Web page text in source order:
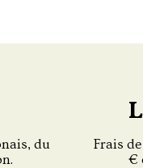
du
Frais
€